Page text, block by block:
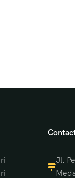
Jl.